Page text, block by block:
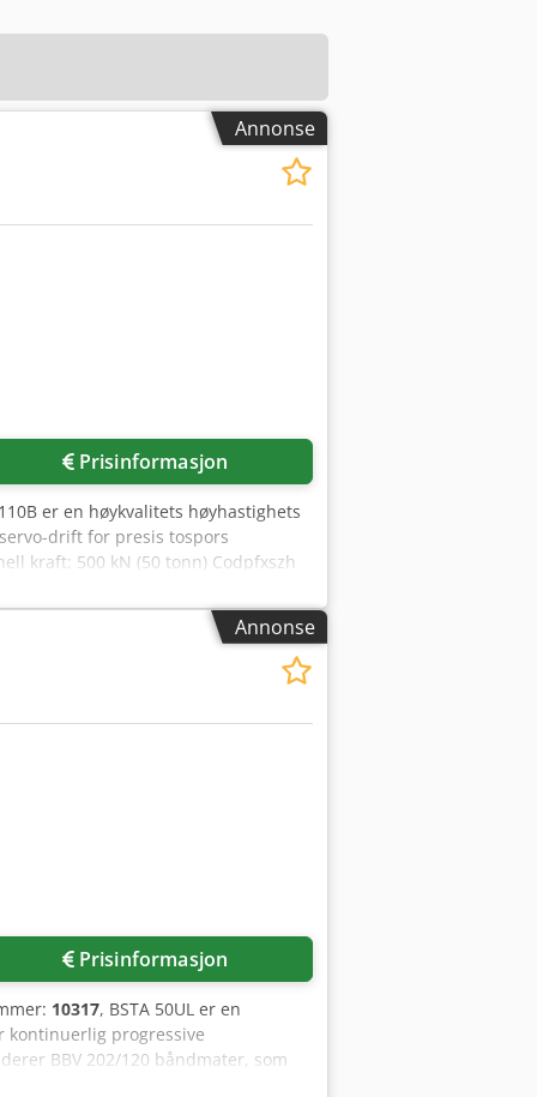
Annonse
Prisinformasjon
er en høykvalitets høyhastighets
drift for presis tospors
kraft: 500 kN (50 tonn) Codpfxszh
for raske omstillinger BSV 75T
Annonse
Prisinformasjon
10317, BSTA 50UL er en
kontinuerlig progressive
BBV 202/120 båndmater, som